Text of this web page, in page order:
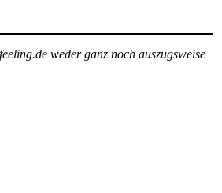
weder ganz noch auszugsweise